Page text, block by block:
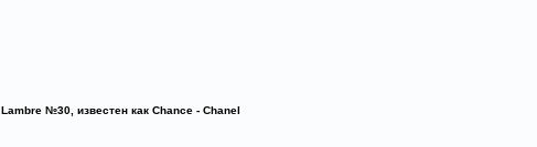
Lambre №30, известен как Chance - Chanel